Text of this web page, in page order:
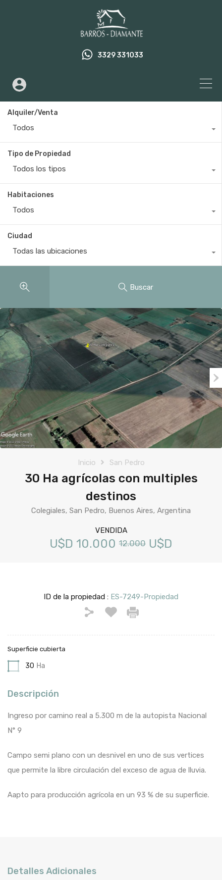
3329 331033
Alquiler/Venta
Todos
Tipo de Propiedad
Todos los tipos
Habitaciones
Todos
Ciudad
Todas las ubicaciones
Buscar
Inicio San Pedro
30 Ha agrícolas con multiples
destinos
Colegiales, San Pedro, Buenos Aires, Argentina
VENDIDA
U$D 10.000 12.000 U$D
ID de la propiedad : ES-7249-Propiedad
Superficie cubierta
30 Ha
Descripción
Ingreso por camino real a 5.300 m de la autopista Nacional
N° 9
Campo semi plano con un desnivel en uno de sus vertices
que permite la libre circulación del exceso de agua de lluvia.
Aapto para producción agrícola en un 93 % de su superficie.
Detalles Adicionales